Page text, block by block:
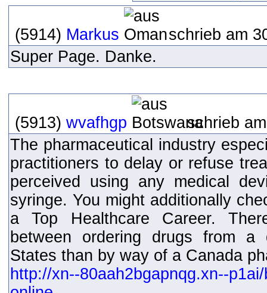
(5914) Markus
schrieb am
Super Page. Danke.
(5913) wvafhgp
schrieb
The pharmaceutical industry
practitioners to delay or refuse
perceived using any medical
syringe. You might additionally
a Top Healthcare Career.
between ordering drugs from a
States than by way of a Canada
http://xn--80aah2bgapnqg.xn--